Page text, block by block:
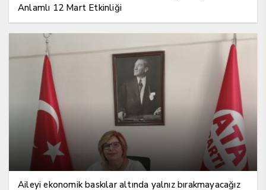
Anlamlı 12 Mart Etkinliği
Aileyi ekonomik baskılar altında yalnız bırakmayacağız